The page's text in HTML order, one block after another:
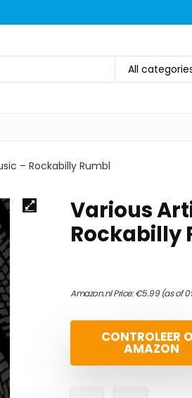
All
– Rockabilly Rumbl
Various
Rockabilly
Amazon.nl Price:€5.99(as of
CONTROLEER
AMAZON